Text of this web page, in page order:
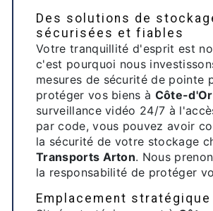
Des solutions de
sécurisées et fiables
Votre tranquillité d'esprit est
c'est pourquoi nous
mesures de sécurité de pointe
protéger vos biens à Côte-d'Or
surveillance vidéo 24/7 à
par code, vous pouvez avoir
la sécurité de votre stockage
Transports Arton. Nous
la responsabilité de protéger
Emplacement stratégique